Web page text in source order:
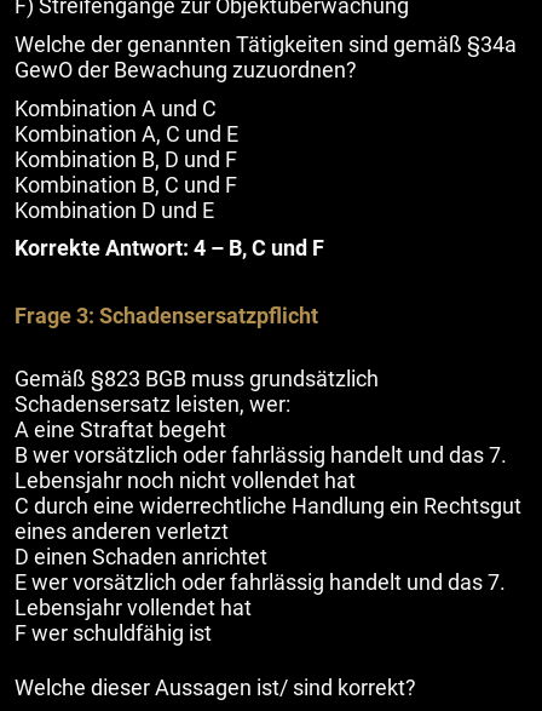
F) Streifengänge zur Objektüberwachung
Welche der genannten Tätigkeiten sind gemäß §34a
GewO der Bewachung zuzuordnen?
Kombination A und C
Kombination A, C und E
Kombination B, D und F
Kombination B, C und F
Kombination D und E
Korrekte Antwort: 4 – B, C und F
Frage 3: Schadensersatzpflicht
Gemäß §823 BGB muss grundsätzlich
Schadensersatz leisten, wer:
A eine Straftat begeht
B wer vorsätzlich oder fahrlässig handelt und das 7.
Lebensjahr noch nicht vollendet hat
C durch eine widerrechtliche Handlung ein Rechtsgut
eines anderen verletzt
D einen Schaden anrichtet
E wer vorsätzlich oder fahrlässig handelt und das 7.
Lebensjahr vollendet hat
F wer schuldfähig ist
Welche dieser Aussagen ist/ sind korrekt?